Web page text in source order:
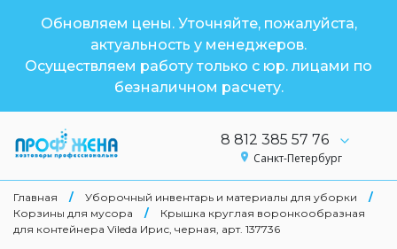
Обновляем цены. Уточняйте, пожалуйста,
актуальность у менеджеров.
Осуществляем работу только с юр. лицами по
безналичном расчету.
8 812 385 57 76
Санкт-Петербург
Главная / Уборочный инвентарь и материалы для уборки
/
Корзины для мусора
/
Крышка круглая воронкообразная
для контейнера Vileda Ирис, черная, арт. 137736